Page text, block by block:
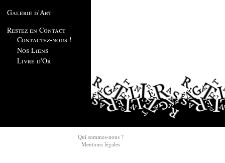
Galerie d'Art
Restez en Contact
Contactez-nous !
Nos Liens
Livre d'Or
Qui sommes-nous ?
Mentions légales